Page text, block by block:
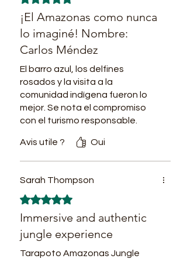
¡El Amazonas como nunca
lo imaginé! Nombre:
Carlos Méndez
El barro azul, los delfines
rosados y la visita a la
comunidad indígena fueron lo
mejor. Se nota el compromiso
con el turismo responsable.
Avis utile ?
Oui
Sarah Thompson
Noté 5 sur 5.
Immersive and authentic
jungle experience
Tarapoto Amazonas Jungle